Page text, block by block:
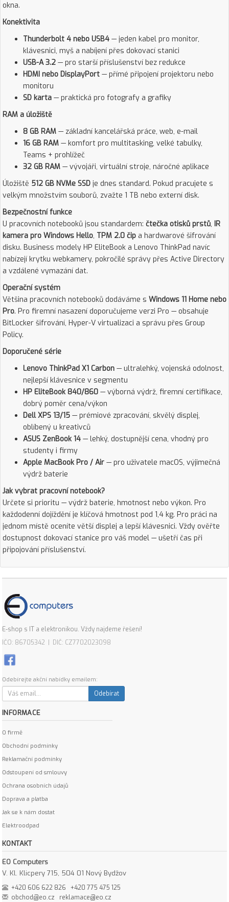
okna.
Konektivita
Thunderbolt 4 nebo USB4 — jeden kabel pro monitor,
klávesnici, myš a nabíjení přes dokovací stanici
USB-A 3.2 — pro starší příslušenství bez redukce
HDMI nebo DisplayPort — přímé připojení projektoru nebo
monitoru
SD karta — praktická pro fotografy a grafiky
RAM a úložiště
8 GB RAM — základní kancelářská práce, web, e-mail
16 GB RAM — komfort pro multitasking, velké tabulky,
Teams + prohlížeč
32 GB RAM — vývojáři, virtuální stroje, náročné aplikace
Úložiště 512 GB NVMe SSD je dnes standard. Pokud pracujete s
velkým množstvím souborů, zvažte 1 TB nebo externí disk.
Bezpečnostní funkce
U pracovních notebooků jsou standardem: čtečka otisků prstů, IR
kamera pro Windows Hello, TPM 2.0 čip a hardwarové šifrování
disku. Business modely HP EliteBook a Lenovo ThinkPad navíc
nabízejí krytku webkamery, pokročilé správy přes Active Directory
a vzdálené vymazání dat.
Operační systém
Většina pracovních notebooků dodáváme s Windows 11 Home nebo
Pro. Pro firemní nasazení doporučujeme verzi Pro — obsahuje
BitLocker šifrování, Hyper-V virtualizaci a správu přes Group
Policy.
Doporučené série
Lenovo ThinkPad X1 Carbon — ultralehký, vojenská odolnost,
nejlepší klávesnice v segmentu
HP EliteBook 840/860 — výborná výdrž, firemní certifikace,
dobrý poměr cena/výkon
Dell XPS 13/15 — prémiové zpracování, skvělý displej,
oblíbený u kreativců
ASUS ZenBook 14 — lehký, dostupnější cena, vhodný pro
studenty i firmy
Apple MacBook Pro / Air — pro uživatele macOS, výjimečná
výdrž baterie
Jak vybrat pracovní notebook?
Určete si prioritu — výdrž baterie, hmotnost nebo výkon. Pro
každodenní dojíždění je klíčová hmotnost pod 1,4 kg. Pro práci na
jednom místě oceníte větší displej a lepší klávesnici. Vždy ověřte
dostupnost dokovací stanice pro váš model — ušetří čas při
připojování příslušenství.
E-shop s IT a elektronikou. Vždy najdeme řešení!
IČO: 86705342 | DIČ: CZ7702023098
Odebírejte akční nabídky emailem:
Odebírat
INFORMACE
O firmě
Obchodní podmínky
Reklamační podmínky
Odstoupení od smlouvy
Ochrana osobních údajů
Doprava a platba
Jak se k nám dostat
Elektroodpad
KONTAKT
EO Computers
V. Kl. Klicpery 715, 504 01 Nový Bydžov
+420 606 622 826
+420 775 475 125
obchod@eo.cz
reklamace@eo.cz